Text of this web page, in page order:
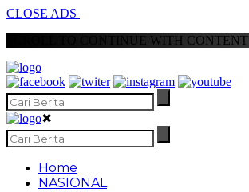
CLOSE ADS
SCROLL TO CONTINUE WITH CONTENT
✖
Home
NASIONAL